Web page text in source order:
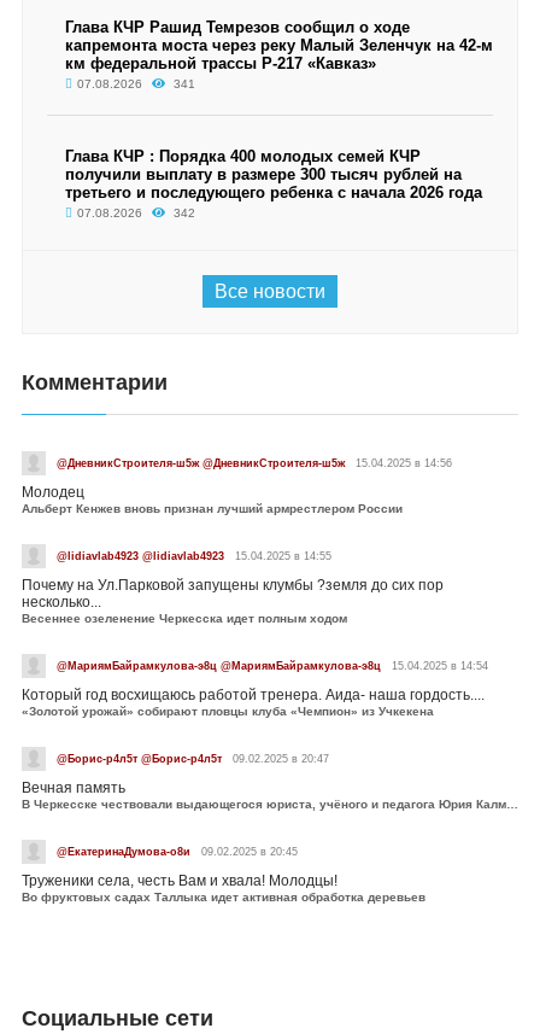
Глава КЧР Рашид Темрезов сообщил о ходе
капремонта моста через реку Малый Зеленчук на 42-м
км федеральной трассы Р-217 «Кавказ»
07.08.2026 341
Глава КЧР : Порядка 400 молодых семей КЧР
получили выплату в размере 300 тысяч рублей на
третьего и последующего ребенка с начала 2026 года
07.08.2026 342
Все новости
Комментарии
@ДневникСтроителя-ш5ж @ДневникСтроителя-ш5ж 15.04.2025 в 14:56
Молодец
Альберт Кенжев вновь признан лучший армрестлером России
@lidiavlab4923 @lidiavlab4923 15.04.2025 в 14:55
Почему на Ул.Парковой запущены клумбы ?земля до сих пор
несколько...
Весеннее озеленение Черкесска идет полным ходом
@МариямБайрамкулова-э8ц @МариямБайрамкулова-э8ц 15.04.2025 в 14:54
Который год восхищаюсь работой тренера. Аида- наша гордость....
«Золотой урожай» собирают пловцы клуба «Чемпион» из Учкекена
@Борис-р4л5т @Борис-р4л5т 09.02.2025 в 20:47
Вечная память
В Черкесске чествовали выдающегося юриста, учёного и педагога Юрия Калмыкова
@ЕкатеринаДумова-о8и 09.02.2025 в 20:45
Труженики села, честь Вам и хвала! Молодцы!
Во фруктовых садах Таллыка идет активная обработка деревьев
Социальные сети